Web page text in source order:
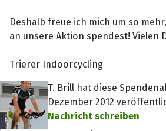
Deshalb freue ich mich um so
an unsere Aktion spendest! Vielen
Trierer Indoorcycling
T. Brill hat diese
Dezember 2012
Nachricht schreiben